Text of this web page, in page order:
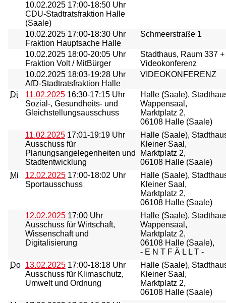
10.02.2025 17:00-18:50 Uhr
CDU-Stadtratsfraktion Halle
(Saale)
10.02.2025 17:00-18:30 Uhr
Fraktion Hauptsache Halle
Schmeerstraße 1
10.02.2025 18:00-20:05 Uhr
Fraktion Volt / MitBürger
Stadthaus, Raum 337 +
Videokonferenz
10.02.2025 18:03-19:28 Uhr
AfD-Stadtratsfraktion Halle
VIDEOKONFERENZ
Di 11.02.2025 16:30-17:15 Uhr
Sozial-, Gesundheits- und
Gleichstellungsausschuss
Halle (Saale),
Wappensaal,
Marktplatz 2,
06108 Halle (Saale)
11.02.2025 17:01-19:19 Uhr
Ausschuss für
Planungsangelegenheiten und
Stadtentwicklung
Halle (Saale),
Kleiner Saal,
Marktplatz 2,
06108 Halle (Saale)
Mi
12.02.2025 17:00-18:02 Uhr
Sportausschuss
Halle (Saale),
Kleiner Saal,
Marktplatz 2,
06108 Halle (Saale)
12.02.2025 17:00 Uhr
Ausschuss für Wirtschaft,
Wissenschaft und
Digitalisierung
Halle (Saale),
Wappensaal,
Marktplatz 2,
06108 Halle (Saale),
- E N T F Ä L L T -
Do 13.02.2025 17:00-18:18 Uhr
Ausschuss für Klimaschutz,
Umwelt und Ordnung
Halle (Saale),
Kleiner Saal,
Marktplatz 2,
06108 Halle (Saale)